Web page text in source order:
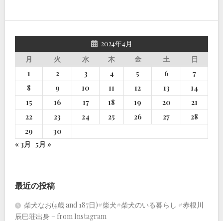
2024年4月
月
火 水 木 金 土
日
1
2 3 4 5 6
7
8
9 10 11 12 13
14
15
16 17 18 19 20
21
22
23 24 25 26 27
28
29
30
« 3月
5月 »
最近の投稿
柴犬なお(4歳 and 187日)#柴犬#柴犬のいる暮らし #赤根川
辰巳荘出身 – from Instagram